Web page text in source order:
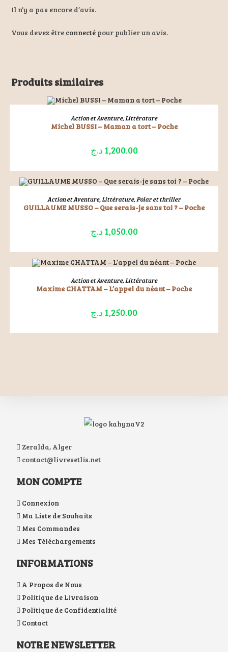
Il n’y a pas encore d’avis.
Vous devez être connecté pour publier un avis.
Produits similaires
LIRE LA SUITE
Action et Aventure,Littérature
Michel BUSSI – Maman a tort – Poche
1,200.00 د.ج
LIRE LA SUITE
Action et Aventure,Littérature,Polar et thriller
GUILLAUME MUSSO – Que serais-je sans toi ? – Poche
1,050.00 د.ج
LIRE LA SUITE
Action et Aventure,Littérature
Maxime CHATTAM – L’appel du néant – Poche
1,250.00 د.ج
Zeralda, Alger
contact@livresetlis.net
MON COMPTE
Connexion
Ma Liste de Souhaits
Mes Commandes
Mes Téléchargements
INFORMATIONS
A Propos de Nous
Politique de Livraison
Politique de Confidentialité
Contact
NOTRE NEWSLETTER